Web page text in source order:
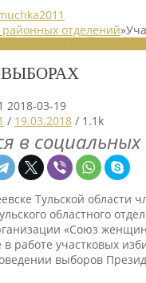
районных отделений»
2018-03-19
/ 19.03.2018 / 1.1k
в
Тульской области
областного
«Союз
в работе участковых
выборов